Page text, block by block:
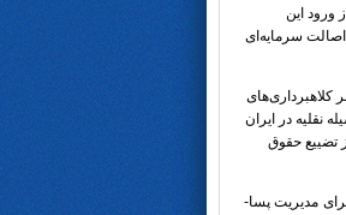
ورود این
سرمایه‌ای
کلاهبرداری‌های
نقلیه در ایران
تا از تضییع حقوق
جامع برای مدیریت پسا-